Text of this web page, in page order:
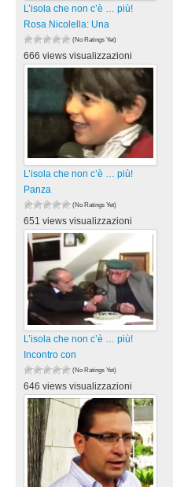
L’isola che non c’è … più!
Rosa Nicolella: Una
(No Ratings Yet)
666 views visualizzazioni
L’isola che non c’è … più!
Panza
(No Ratings Yet)
651 views visualizzazioni
L’isola che non c’è … più!
Incontro con
(No Ratings Yet)
646 views visualizzazioni